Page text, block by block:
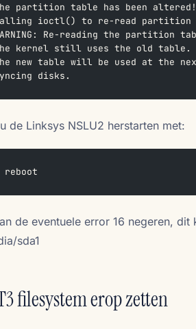
partition table has been altered!
ioctl() to re-read partition
Re-reading the
kernel still uses the old table.
new table will be used at the
disks.
de Linksys NSLU2 herstarten met:
reboot
de eventuele error 16 negeren,
sda1
filesystem erop zetten